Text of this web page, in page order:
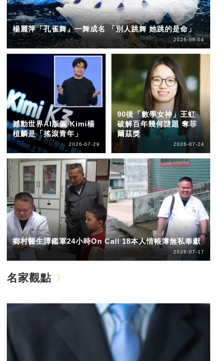
楊麗萍「孔雀舞」一舞成名 「別人跳舞 她跳的是命」
2026-08-04
撼動世界AI版圖 Kimi楊
植麟是「搖滾青年」
2026-07-29
90後「數學女神」王虹
破解百年幾何謎題 奪菲
爾茲獎
2026-07-24
鄉村醫生譚鑑軍24小時On Call 18本人情帳簿無私奉獻
2026-07-17
名家觀點